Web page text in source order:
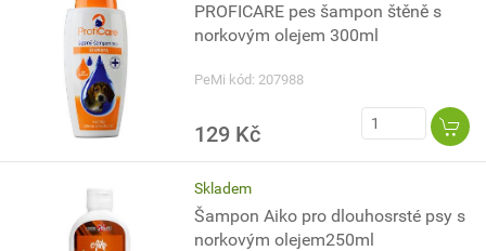
PROFICARE pes šampon štěně s
norkovým olejem 300ml
PeMi kód: 207988
129 Kč
Skladem
Šampon Aiko pro dlouhosrsté psy s
norkovým olejem250ml